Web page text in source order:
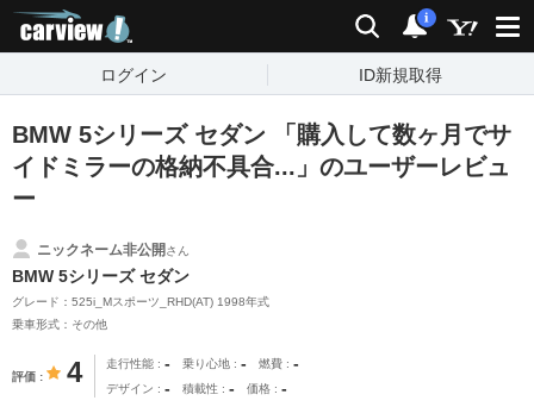
検索 通知
i
ログイン ID新規取得
BMW 5シリーズ セダン 「購入して数ヶ月でサ
イドミラーの格納不具合...」のユーザーレビュ
ー
ニックネーム非公開さん
BMW 5シリーズ セダン
グレード：525i_Mスポーツ_RHD(AT) 1998年式
乗車形式：その他
評価 4 走行性能 - 乗り心地 - 燃費 -
デザイン - 積載性 - 価格 -